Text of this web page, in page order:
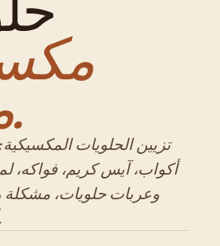
مزينة.
تزيين الحلويات
أكواب، آيس كريم، فواكه،
وعربات حلويات، مشكلة
ألوان